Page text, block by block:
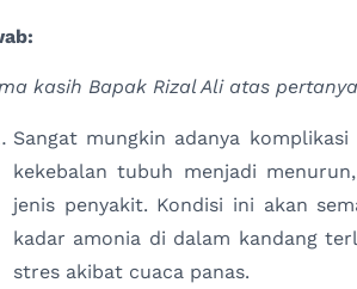
kasih Bapak Rizal Ali atas
Sangat mungkin adanya
kekebalan tubuh menjadi
jenis penyakit. Kondisi ini akan
kadar amonia di dalam kandang
stres akibat cuaca panas.